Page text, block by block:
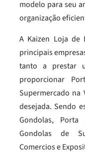
modelo para seu
organização
A Kaizen Loja de
principais
tanto a prestar
proporcionar
Supermercado na
desejada. Sendo
Gondolas, Porta
Gondolas de
Comercios e